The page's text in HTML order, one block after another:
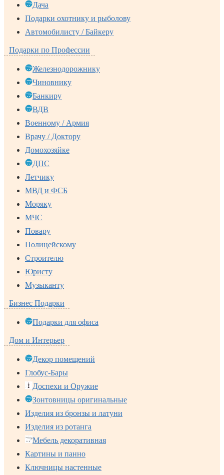
Дача
Подарки охотнику и рыболову
Автомобилисту / Байкеру
Подарки по Профессии
Железнодорожнику
Чиновнику
Банкиру
ВДВ
Военному / Армия
Врачу / Доктору
Домохозяйке
ДПС
Летчику
МВД и ФСБ
Моряку
МЧС
Повару
Полицейскому
Строителю
Юристу
Музыканту
Бизнес Подарки
Подарки для офиса
Дом и Интерьер
Декор помещений
Глобус-Бары
Доспехи и Оружие
Зонтовницы оригинальные
Изделия из бронзы и латуни
Изделия из ротанга
Мебель декоративная
Картины и панно
Ключницы настенные